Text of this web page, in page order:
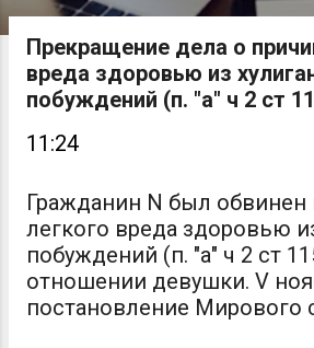
о
щ
и
Прекращение дела о
вреда здоровью из
побуждений (п. "а" ч 2 ст
11:24
Гражданин N был обвинен
легкого вреда здоровью
побуждений (п. "а" ч 2 ст
отношении девушки. V
постановление Мирового